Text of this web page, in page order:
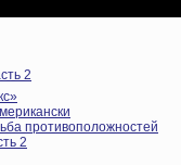
2
противоположностей
2